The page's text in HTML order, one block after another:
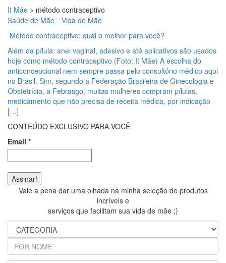
It Mãe > método contraceptivo
Saúde de Mãe
Vida de Mãe
Método contraceptivo: qual o melhor para você?
Além da pílula: anel vaginal, adesivo e até aplicativos são usados
hoje como método contraceptivo (Foto: It Mãe) A escolha do
anticoncepcional nem sempre passa pelo consultório médico aqui
no Brasil. Sim, segundo a Federação Brasileira de Ginecologia e
Obstetrícia, a Febrasgo, muitas mulheres compram pílulas,
medicamento que não precisa de receita médica, por indicação
[…]
CONTEÚDO EXCLUSIVO PARA VOCÊ
Email *
Vale a pena dar uma olhada na minha seleção de produtos
incríveis e
serviços que facilitam sua vida de mãe ;)